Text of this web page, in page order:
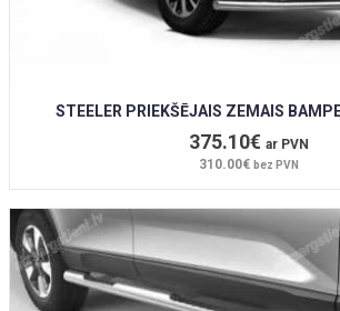
STEELER PRIEKŠĒJAIS ZEMAIS
375.10€ ar PVN
310.00€ bez PVN